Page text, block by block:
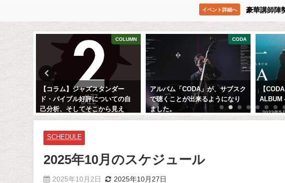
イベント詳細へ 豪華講師陣
COLUMN
【コラム】ジャズスタンダー
ド・バイブル好評についての自
己分析、そしてそこから見え
る、ミュージシャンの道へのヒ
CODA
アルバム「CODA」が、サブスク
で聴くことが出来るようになり
ました。
【
ALBUM
2022年5
SCHEDULE
2025年10月のスケジュール
2025年10月2日 2025年10月27日